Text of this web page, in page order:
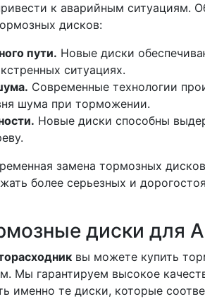
к аварийным ситуациям.
дисков:
пути. Новые диски
ситуациях.
Современные технологии
шума при торможении.
Новые диски способны
замена тормозных
более серьезных и
диски для
вы можете купить
Мы гарантируем высокое
именно те диски, которые